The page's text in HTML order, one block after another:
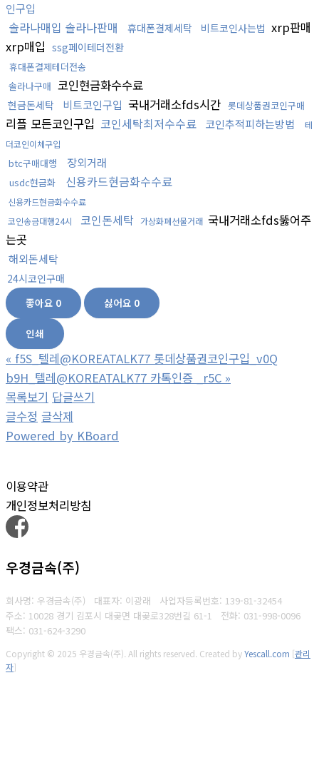
인구입
솔라나매입 솔라나판매 휴대폰결제세탁 비트코인사는법 xrp판매
xrp매입 ssg페이테더전환
휴대폰결제테더전송
솔라나구매 코인현금화수수료
현금돈세탁 비트코인구입 국내거래소fds시간 롯데상품권코인구매
리플 모든코인구입 코인세탁최저수수료 코인추적피하는방법
테
더코인이체구입
btc구매대행 장외거래
usdc현금화 신용카드현금화수수료
신용카드현금화수수료
코인송금대행24시
코인돈세탁 가상화폐선물거래 국내거래소fds뚫어주
는곳
해외돈세탁
24시코인구매
좋아요 0 싫어요 0
인쇄
« f5S_텔레@KOREATALK77 롯데상품권코인구입_v0Q
b9H_텔레@KOREATALK77 카톡인증 _r5C »
목록보기 답글쓰기
글수정 글삭제
Powered by KBoard
이용약관
개인정보처리방침
우경금속(주)
회사명: 우경금속(주) 대표자: 이광래 사업자등록번호: 139-81-32454
주소: 10028 경기 김포시 대곶면 대곶로328번길 61-1 전화: 031-998-0096
팩스: 031-624-3290
Copyright © 2025 우경금속(주). All rights reserved. Created byYescall.com [관리
자]